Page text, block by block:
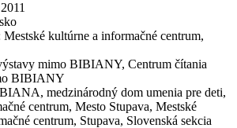
Mestské kultúrne a informačné centrum,
mimo BIBIANY, Centrum čítania
BIBIANY
medzinárodný dom umenia pre deti,
centrum, Mesto Stupava, Mestské
centrum, Stupava, Slovenská sekcia